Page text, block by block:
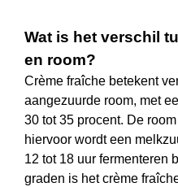
Wat is het verschil
en room?
Crème fraîche betekent
aangezuurde room, met
30 tot 35 procent. De
hiervoor wordt een
12 tot 18 uur fermenteren
graden is het crème